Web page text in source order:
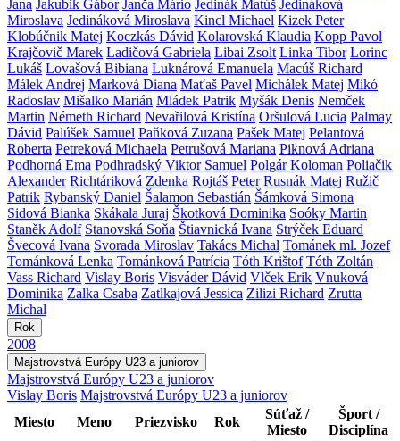
Jana Jakubík Gábor Janča Mário Jedinák Matúš Jedináková
Miroslava Jedináková Miroslava Kincl Michael Kizek Peter
Klobúčnik Matej Koczkás Dávid Kolarovská Klaudia Kopp Pavol
Krajčovič Marek Ladičová Gabriela Libai Zsolt Linka Tibor Lorinc
Lukáš Lovašová Bibiana Luknárová Emanuela Macúš Richard
Málek Andrej Marková Diana Maťaš Pavel Michálek Matej Mikó
Radoslav Mišalko Marián Mládek Patrik Myšák Denis Nemček
Martin Németh Richard Nevařilová Kristína Oršulová Lucia Palmay
Dávid Palúšek Samuel Paňková Zuzana Pašek Matej Pelantová
Roberta Petreková Michaela Petrušová Mariana Piknová Adriana
Podhorná Ema Podhradský Viktor Samuel Polgár Koloman Poliačik
Alexander Richtáriková Zdenka Rojtáš Peter Rusnák Matej Ružič
Patrik Rybanský Daniel Šalamon Sebastián Šámková Simona
Sidová Bianka Skákala Juraj Škotková Dominika Soóky Martin
Staněk Adolf Stanovská Soňa Štiavnická Ivana Strýček Eduard
Švecová Ivana Svorada Miroslav Takács Michal Tománek ml. Jozef
Tománková Lenka Tománková Patrícia Tóth Krištof Tóth Zoltán
Vass Richard Vislay Boris Visváder Dávid Vlček Erik Vnuková
Dominika Zalka Csaba Zatlkajová Jessica Zilizi Richard Zrutta
Michal
Rok
2008
Majstrovstvá Európy U23 a juniorov
Majstrovstvá Európy U23 a juniorov
Vislay Boris Majstrovstvá Európy U23 a juniorov
Miesto
Meno Priezvisko Rok
Súťaž /
Miesto
Šport /
Disciplína